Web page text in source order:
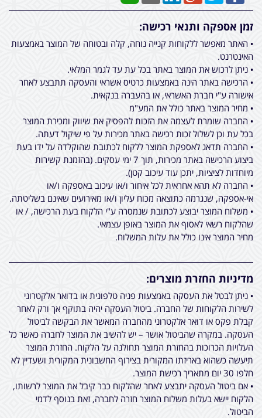
זמן אספקה ותנאי רכישה:
• האתר מאפשר ללקוחות קנייה נוחה, קלה ובטוחה של המוצר באמצעות
האינטרנט.
• ניתן לרכוש את המוצר באתר בכל עת עד לגמר המלאי.
• הרכישה באתר הינה באמצעות כרטיס אשראי והעסקה תתבצע לאחר
אישורה ע"י חברת האשראי, או בהעברה בנקאית.
• מחיר המוצר באתר כולל את המע"מ
• החברה שומרת לעצמה את הזכות להפסיק את שיווק ומכירת המוצר
בכל עת וכן לשלול זכות רכישה באתר מכירות על פי שיקול דעתה.
• החברה תדאג לאספקת המוצר ללקוח לכתובת שהוקלדה על ידו בעת
ביצוע הרכישה באתר מכירות, תוך 7 ימי עסקים. (בהזמנת קשירות
מיוחדות לציציות, יתכן עוד עיכוב קטן).
• החברה לא תהא אחראית לכל איחור ו/או עיכוב באספקה ו/או
אי-אספקה, שנגרמה כתוצאה מכוח עליון ו/או מאירועים שאינם בשליטתה.
• משלוח המוצר יבוצע לכתובת שנמסרה ע"י הלקוח בעת הרכישה, / או
שהלקוח רשאי לאסוף את המוצר באופן עצמאי.
מחיר המוצר אינו כולל את עלות המשלוח.
מדיניות החזרת מוצרים:
• ניתן לבטל את העסקה באמצעות פניה טלפונית או בדואר אלקטרוני
לשירות הלקוחות של החברה. ביטול העסקה יהיה בתוקף אך ורק לאחר
קבלת פקס או דואר אלקטרוני מהחברה המאשר את הבקשה לביטול
העסקה. במקרה שהביטול אושר – יש להשיב את המוצר לחברה כאשר כל
העלויות הכרוכות בהחזרת המוצר תחולנה על הלקוח. החזרת המוצר
תיעשה כשהוא באריזתו המקורית בצירוף החשבונית המקורית ושעדיין לא
חלפו 30 יום מתאריך רכישת המוצר.
• אם ביטול העסקה יתבצע לאחר שהלקוח כבר קיבל את המוצר לרשותו,
הלקוח יישא בעלות משלוח המוצר חזרה לחברה, זאת בנוסף לדמי
הביטול.